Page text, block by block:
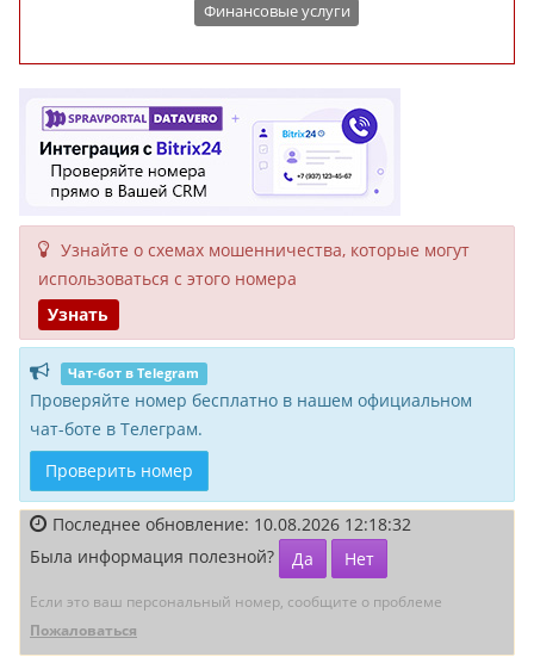
Финансовые услуги
Узнайте о схемах мошенни­чества, кото­рые могут
исполь­зоваться с этого номера
Узнать
Чат-бот в Telegram
Проверяйте номер бесплатно в нашем официальном
чат-боте в Телеграм.
Проверить номер
Последнее обновление: 10.08.2026 12:18:32
Была информация полезной?
Да Нет
Если это ваш персональный номер, сообщите о проблеме
Пожаловаться